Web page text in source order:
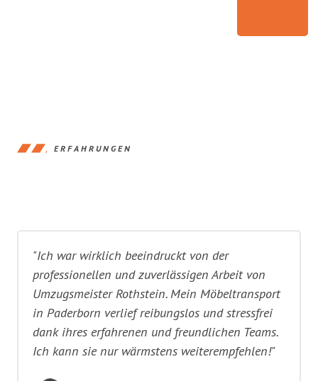
ERFAHRUNGEN
"Ich war wirklich beeindruckt von der
professionellen und zuverlässigen Arbeit von
Umzugsmeister Rothstein. Mein Möbeltransport
in Paderborn verlief reibungslos und stressfrei
dank ihres erfahrenen und freundlichen Teams.
Ich kann sie nur wärmstens weiterempfehlen!"